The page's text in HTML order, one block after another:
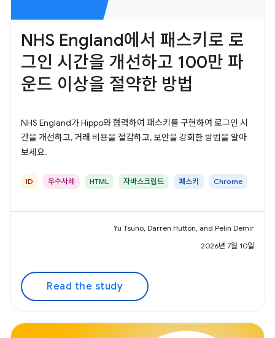
NHS England에서 패스키로 로
그인 시간을 개선하고 100만 파
운드 이상을 절약한 방법
NHS England가 Hippo와 협력하여 패스키를 구현하여 로그인 시
간을 개선하고, 거래 비용을 절감하고, 보안을 강화한 방법을 알아
보세요.
ID 우수사례 HTML 자바스크립트 패스키 Chrome
Yu Tsuno, Darren Hutton, and Pelin Demir
2026년 7월 10일
Read the study